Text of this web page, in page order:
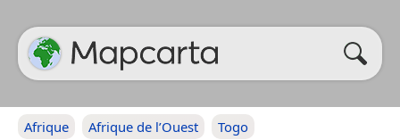
Afrique Afrique de l’Ouest Togo